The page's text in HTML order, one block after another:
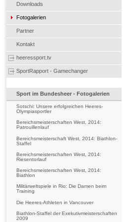
Downloads
Fotogalerien
Partner
Kontakt
heeressport.tv
SportRapport - Gamechanger
Sport im Bundesheer - Fotogalerien
Sotschi: Unsere erfolgreichen Heeres-
Olympiasportler
Bereichsmeisterschaften West, 2014:
Patrouillenlauf
Bereichsmeisterschaft West, 2014: Biathlon-
Staffel
Bereichsmeisterschaften West, 2014:
Riesentorlauf
Bereichsmeisterschaften West, 2014:
Biathlon
Militärweltspiele in Rio: Die Damen beim
Training
Die Heeres-Athleten in Vancouver
Biathlon-Staffel der Exekutivmeisterschaften
2009